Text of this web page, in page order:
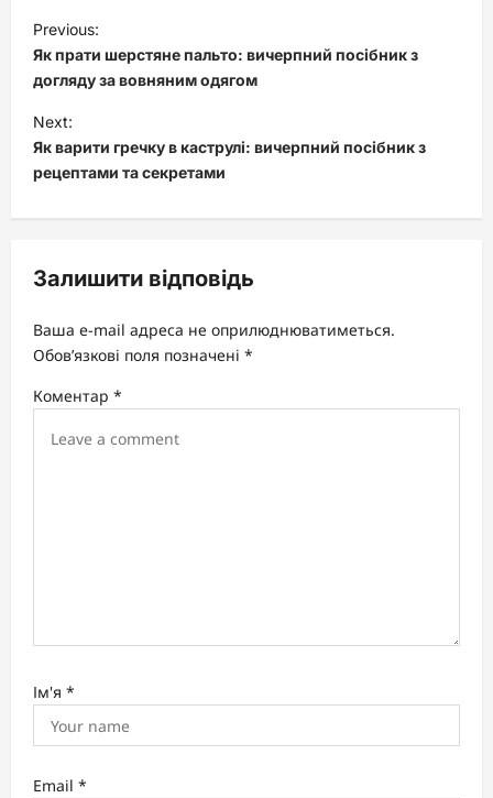
P
o
s
t
n
a
v
g
a
t
i
Previous:
Як прати шерстяне пальто: вичерпний посібник з
догляду за вовняним одягом
Next:
Як варити гречку в каструлі: вичерпний посібник з
рецептами та секретами
Залишити відповідь
Ваша e-mail адреса не оприлюднюватиметься.
Обов’язкові поля позначені *
Коментар *
Ім'я *
Email *